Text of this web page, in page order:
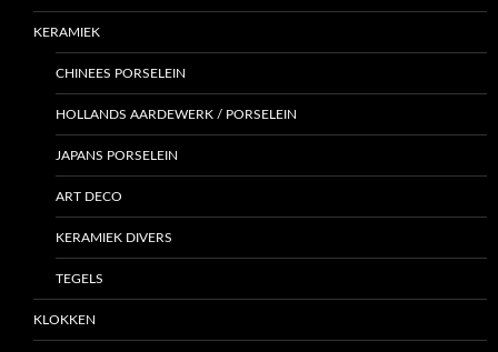
KERAMIEK
CHINEES PORSELEIN
HOLLANDS AARDEWERK / PORSELEIN
JAPANS PORSELEIN
ART DECO
KERAMIEK DIVERS
TEGELS
KLOKKEN